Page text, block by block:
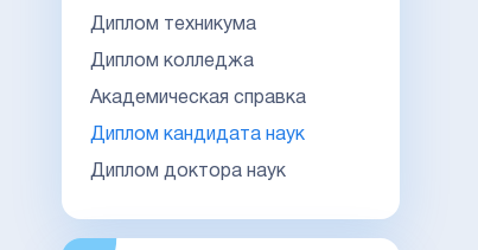
Диплом техникума
Диплом колледжа
Академическая справка
Диплом кандидата наук
Диплом доктора наук